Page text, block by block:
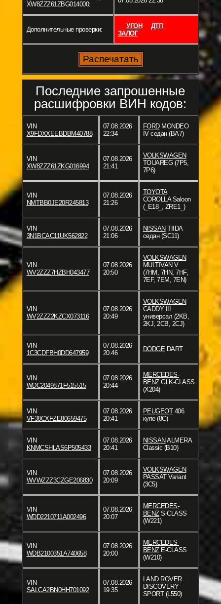
XW8ZZZ61ZBG014000:
Дополнительные проверки: УГОН
ДТП
ЗАЛОГ
Последние запрошенные
расшифровки ВИН кодов:
VIN
X9FDXXEEBDBM40788
07.08.2026
22:34
FORDMONDEO
IV седан (BA7)
VIN
XW8ZZZ61ZKG016994
07.08.2026
21:41
VOLKSWAGEN
TOUAREG (7P5,
7P6)
VIN
NMTBB0JE20R245813
07.08.2026
21:26
TOYOTA
COROLLA Saloon
(_E18_, ZRE1_)
VIN
3N1BCAC11UK562822
07.08.2026
21:06
NISSAN TIIDA
седан (SC11)
VIN
WV2ZZZ7HZBH043477
07.08.2026
20:50
VOLKSWAGEN
MULTIVAN V
(7HM, 7HN, 7HF,
7EF, 7EM, 7EN)
VIN
WV2ZZZ2KZCX073116
07.08.2026
20:49
VOLKSWAGEN
CADDY III
универсал (2KB,
2KJ, 2CB, 2CJ)
VIN
1C3CDFBH0DD647959
07.08.2026
20:46
DODGEDART
VIN
WDC2049871F515515
07.08.2026
20:44
MERCEDES-
BENZGLK-CLASS
(X204)
VIN
VF38CXFZE80659475
07.08.2026
20:41
PEUGEOT406
купе (8C)
VIN
KNMCSHLAS6P505433
07.08.2026
20:41
NISSAN ALMERA
Classic (B10)
VIN
WVWZZZ3CZGE206830
07.08.2026
20:09
VOLKSWAGEN
PASSAT Variant
(3C5)
VIN
WDD2210711A002496
07.08.2026
20:07
MERCEDES-
BENZS-CLASS
(W221)
VIN
WDB2100351A740658
07.08.2026
20:00
MERCEDES-
BENZE-CLASS
(W210)
VIN
SALCA2BN0HH701092
07.08.2026
19:35
LAND ROVER
DISCOVERY
SPORT (L550)